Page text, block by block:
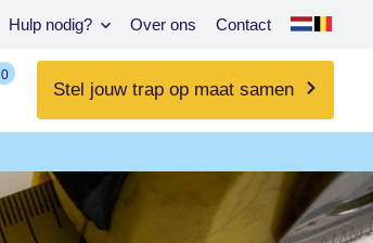
Hulp nodig? Over ons Contact
0
Stel jouw trap op maat samen